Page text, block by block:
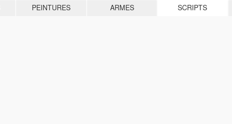
PEINTURES ARMES SCRIPTS